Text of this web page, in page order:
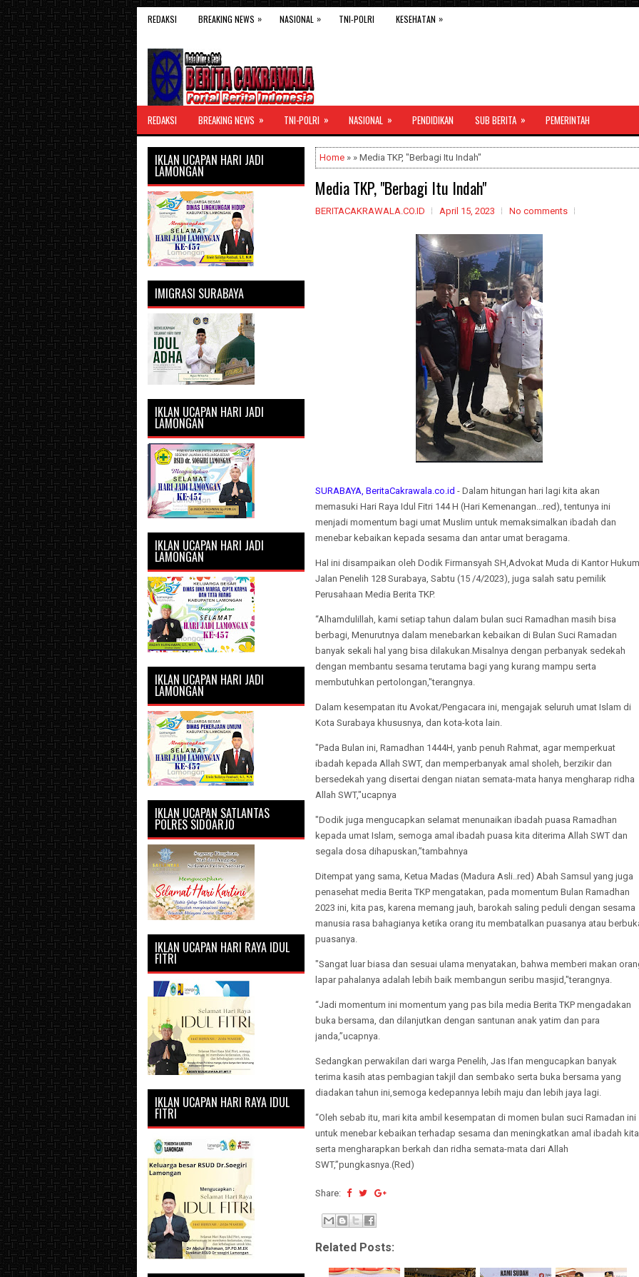
REDAKSI BREAKING NEWS » NASIONAL » TNI-POLRI KESEHATAN »
REDAKSI BREAKING NEWS » TNI-POLRI » NASIONAL » PENDIDIKAN SUB BERITA » PEMERINTAH
Home » » Media TKP, "Berbagi Itu Indah"
Media TKP, "Berbagi Itu Indah"
BERITACAKRAWALA.CO.ID April 15, 2023 No comments
SURABAYA, BeritaCakrawala.co.id - Dalam hitungan hari lagi kita akan
memasuki Hari Raya Idul Fitri 144 H (Hari Kemenangan...red), tentunya ini
menjadi momentum bagi umat Muslim untuk memaksimalkan ibadah dan
menebar kebaikan kepada sesama dan antar umat beragama.
Hal ini disampaikan oleh Dodik Firmansyah SH,Advokat Muda di Kantor
Jalan Penelih 128 Surabaya, Sabtu (15 /4/2023), juga salah satu pemilik
Perusahaan Media Berita TKP.
“Alhamdulillah, kami setiap tahun dalam bulan suci Ramadhan masih bisa
berbagi, Menurutnya dalam menebarkan kebaikan di Bulan Suci Ramadan
banyak sekali hal yang bisa dilakukan.Misalnya dengan perbanyak sedekah
dengan membantu sesama terutama bagi yang kurang mampu serta
membutuhkan pertolongan,"terangnya.
Dalam kesempatan itu Avokat/Pengacara ini, mengajak seluruh umat Islam di
Kota Surabaya khususnya, dan kota-kota lain.
"Pada Bulan ini, Ramadhan 1444H, yanb penuh Rahmat, agar memperkuat
ibadah kepada Allah SWT, dan memperbanyak amal sholeh, berzikir dan
bersedekah yang disertai dengan niatan semata-mata hanya mengharap ridha
Allah SWT,"ucapnya
"Dodik juga mengucapkan selamat menunaikan ibadah puasa Ramadhan
kepada umat Islam, semoga amal ibadah puasa kita diterima Allah SWT dan
segala dosa dihapuskan,”tambahnya
Ditempat yang sama, Ketua Madas (Madura Asli..red) Abah Samsul yang juga
penasehat media Berita TKP mengatakan, pada momentum Bulan Ramadhan
2023 ini, kita pas, karena memang jauh, barokah saling peduli dengan sesama
manusia rasa bahagianya ketika orang itu membatalkan puasanya atau
puasanya.
"Sangat luar biasa dan sesuai ulama menyatakan, bahwa memberi makan
lapar pahalanya adalah lebih baik membangun seribu masjid,"terangnya.
“Jadi momentum ini momentum yang pas bila media Berita TKP mengadakan
buka bersama, dan dilanjutkan dengan santunan anak yatim dan para
janda,”ucapnya.
Sedangkan perwakilan dari warga Penelih, Jas Ifan mengucapkan banyak
terima kasih atas pembagian takjil dan sembako serta buka bersama yang
diadakan tahun ini,semoga kedepannya lebih maju dan lebih jaya lagi.
“Oleh sebab itu, mari kita ambil kesempatan di momen bulan suci Ramadan ini
untuk menebar kebaikan terhadap sesama dan meningkatkan amal ibadah kita
serta mengharapkan berkah dan ridha semata-mata dari Allah
SWT,”pungkasnya.(Red)
Share:
Related Posts:
IKLAN UCAPAN HARI JADI
LAMONGAN
IMIGRASI SURABAYA
IKLAN UCAPAN HARI JADI
LAMONGAN
IKLAN UCAPAN HARI JADI
LAMONGAN
IKLAN UCAPAN HARI JADI
LAMONGAN
IKLAN UCAPAN SATLANTAS
POLRES SIDOARJO
IKLAN UCAPAN HARI RAYA IDUL
FITRI
IKLAN UCAPAN HARI RAYA IDUL
FITRI